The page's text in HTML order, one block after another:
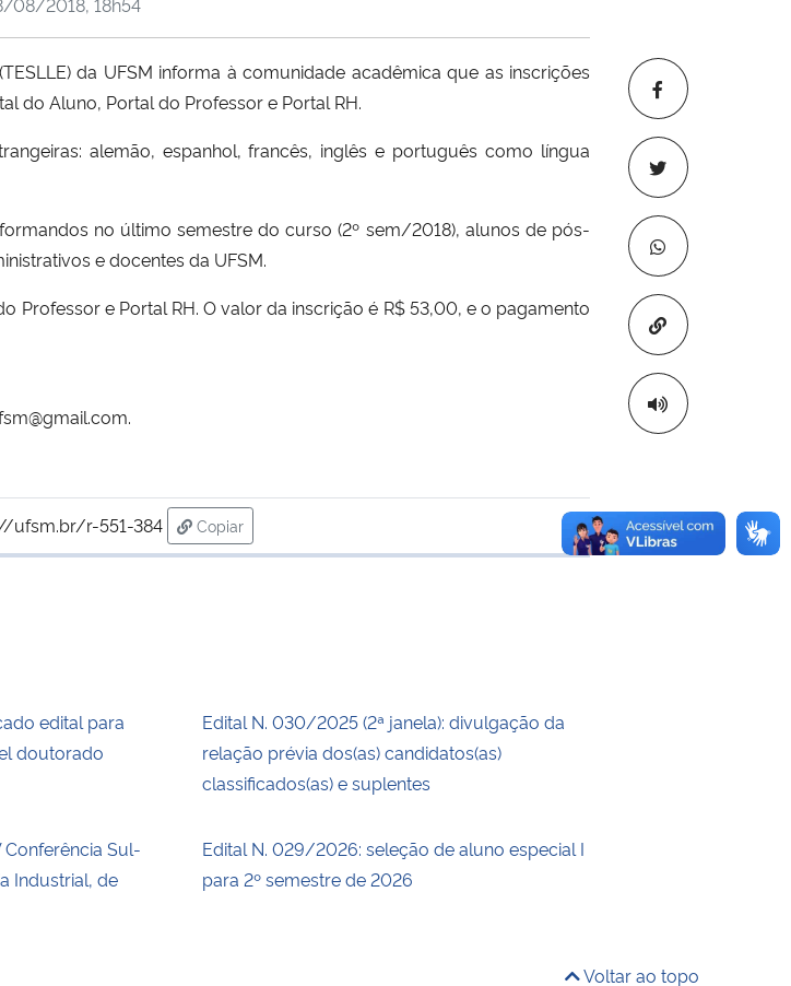
Copiar para
da UFSM informa à comunidade acadêmica que as inscrições
do Aluno, Portal do Professor e Portal RH.
alemão, espanhol, francês, inglês e português como língua
no último semestre do curso (2º sem/2018), alunos de pós-
e docentes da UFSM.
Professor e Portal RH. O valor da inscrição é R$ 53,00, e o pagamento
ufsm.br/r-551-384
Copiar
para área de transferência
edital para
doutorado
Edital N. 030/2025 (2ª janela): divulgação da
relação prévia dos(as) candidatos(as)
classificados(as) e suplentes
Conferência Sul-
Industrial, de
Edital N. 029/2026: seleção de aluno especial I
para 2º semestre de 2026
Voltar ao topo